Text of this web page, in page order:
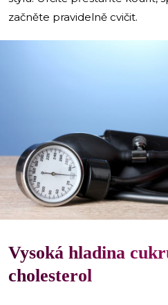
začněte pravidelně cvičit.
Vysoká hladina
cholesterol